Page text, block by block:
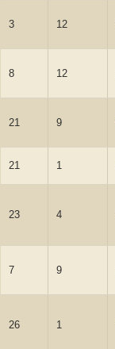
3 12
8 12
21 9
21 1
23 4
7 9
26 1